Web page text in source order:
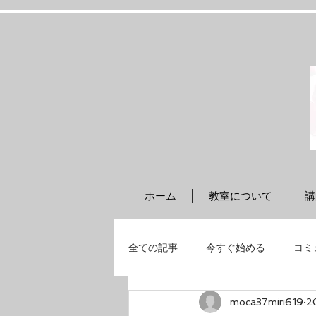
ホーム 教室について
全ての記事 今すぐ始める コ
moca37miri619